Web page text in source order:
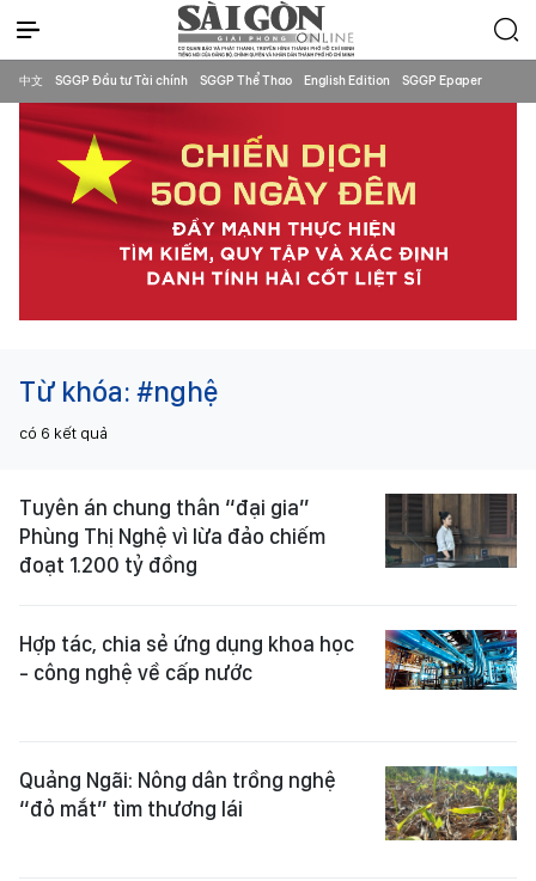
中文 SGGP Đầu tư Tài chính SGGP Thể Thao English Edition SGGP Epaper
Từ khóa: #nghệ
có 6 kết quả
Tuyên án chung thân “đại gia”
Phùng Thị Nghệ vì lừa đảo chiếm
đoạt 1.200 tỷ đồng
Hợp tác, chia sẻ ứng dụng khoa học
- công nghệ về cấp nước
Quảng Ngãi: Nông dân trồng nghệ
“đỏ mắt” tìm thương lái